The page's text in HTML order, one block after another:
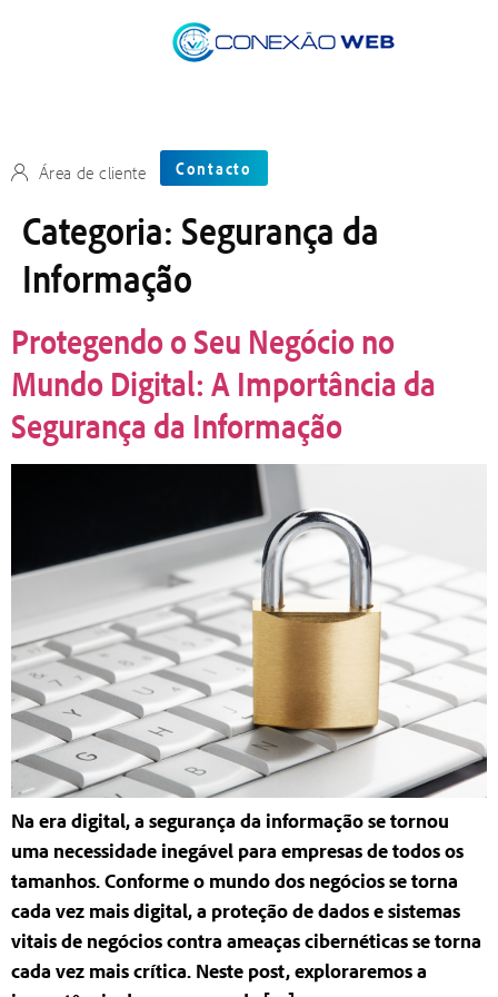
Área de cliente Contacto
Categoria: Segurança da
Informação
Protegendo o Seu Negócio no
Mundo Digital: A Importância da
Segurança da Informação
Na era digital, a segurança da informação se tornou
uma necessidade inegável para empresas de todos os
tamanhos. Conforme o mundo dos negócios se torna
cada vez mais digital, a proteção de dados e sistemas
vitais de negócios contra ameaças cibernéticas se torna
cada vez mais crítica. Neste post, exploraremos a